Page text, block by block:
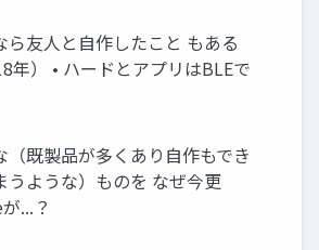
ら友人と自作したこと もある
年） • ハードとアプリはBLEで
（既製品が多くあり自作もでき
うような）ものを なぜ今更
...？